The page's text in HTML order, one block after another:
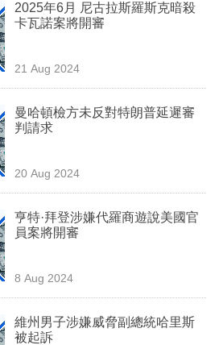
2025年6月 尼古拉斯羅斯克暗殺
卡瓦諾案將開審
21 Aug 2024
曼哈頓檢方未反對特朗普延遲審
判請求
20 Aug 2024
亨特·拜登涉嫌代羅商遊說美國官
員案將開審
8 Aug 2024
維州男子涉嫌威脅副總統哈里斯
被起訴